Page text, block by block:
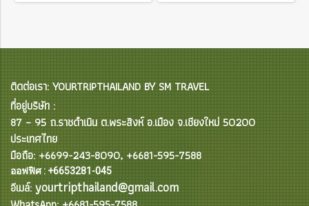
ติดต่อเรา: YOURTRIPTHAILAND BY SM TRAVEL
ที่อยู่บริษัท :
87 – 95 ถ.ราชดำเนิน ต.พระสิงห์ อ.เมือง จ.เชียงใหม่ 50200
ประเทศไทย
มือถือ: +6699-243-8090, +6681-595-7588
ออฟฟิศ : +6653281-045
อีเมล์: yourtripthailand@gmail.com